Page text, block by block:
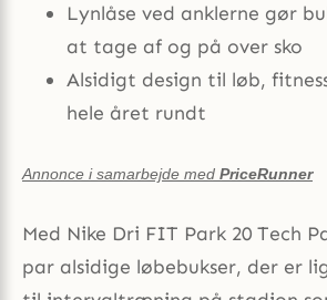
Lynlåse ved anklerne gør
at tage af og på over sko
Alsidigt design til løb,
hele året rundt
Annonce i samarbejde med PriceRunner
Med Nike Dri FIT Park 20 Tech
par alsidige løbebukser, der er